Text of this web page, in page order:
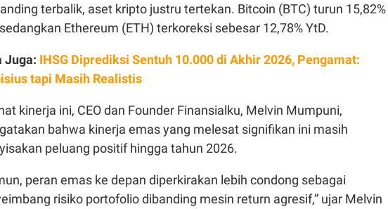
terbalik, aset kripto justru tertekan. Bitcoin (BTC) turun 15,82%
Ethereum (ETH) terkoreksi sebesar 12,78% YtD.
Juga: IHSG Diprediksi Sentuh 10.000 di Akhir 2026, Pengamat:
tapi Masih Realistis
kinerja ini, CEO dan Founder Finansialku, Melvin Mumpuni,
bahwa kinerja emas yang melesat signifikan ini masih
peluang positif hingga tahun 2026.
peran emas ke depan diperkirakan lebih condong sebagai
risiko portofolio dibanding mesin return agresif,” ujar Melvin